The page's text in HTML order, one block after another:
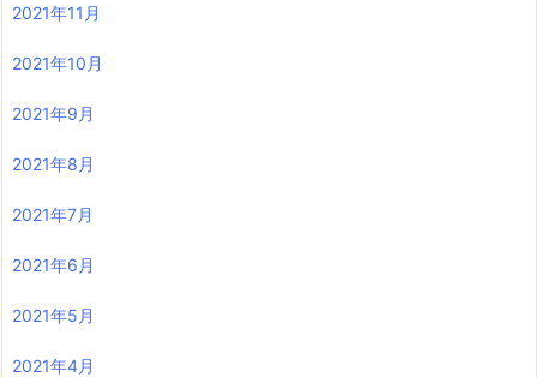
2021年11月
2021年10月
2021年9月
2021年8月
2021年7月
2021年6月
2021年5月
2021年4月